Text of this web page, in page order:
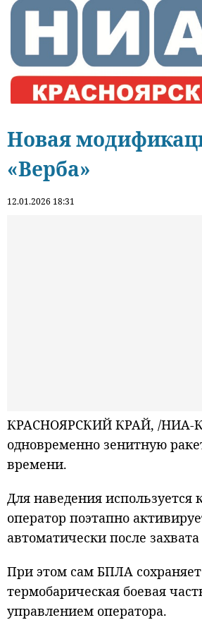
Новая
«Верба»
12.01.2026 18:31
КРАСНОЯРСКИЙ КРАЙ, /НИА-
одновременно зенитную
времени.
Для наведения используется
оператор поэтапно
автоматически после
При этом сам БПЛА
термобарическая боевая
управлением оператора.